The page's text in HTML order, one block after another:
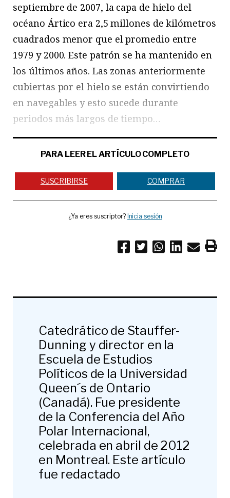
septiembre de 2007, la capa de hielo del
océano Ártico era 2,5 millones de kilómetros
cuadrados menor que el promedio entre
1979 y 2000. Este patrón se ha mantenido en
los últimos años. Las zonas anteriormente
cubiertas por el hielo se están convirtiendo
en navegables y esto sucede durante
periodos más largos de tiempo…
PARA LEER EL ARTÍCULO COMPLETO
SUSCRIBIRSE COMPRAR
¿Ya eres suscriptor? Inicia sesión
Catedrático de Stauffer-
Dunning y director en la
Escuela de Estudios
Políticos de la Universidad
Queen´s de Ontario
(Canadá). Fue presidente
de la Conferencia del Año
Polar Internacional,
celebrada en abril de 2012
en Montreal. Este artículo
fue redactado